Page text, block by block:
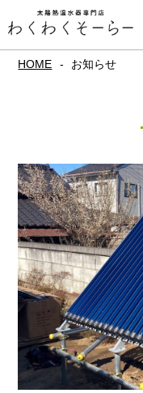
HOME お知らせ